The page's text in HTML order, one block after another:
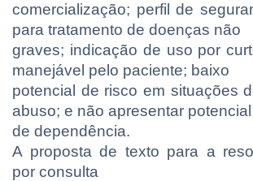
comercialização; perfil de
para tratamento de doenças não
graves; indicação de uso por
manejável pelo paciente; baixo
potencial de risco em situações
abuso; e não apresentar potencial
de dependência.
A proposta de texto para a
por consulta